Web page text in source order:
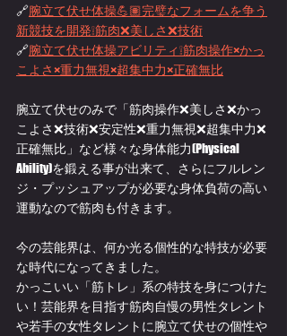
🔗腕立て伏せ体操💪🏽完璧なフォームを争う
新競技を開発❕筋肉❌美しさ❌技術
🔗腕立て伏せ体操アビリティ❕筋肉操作×かっ
こよさ×重力無視×超集中力×正確無比
腕立て伏せのみで「筋肉操作❌美しさ❌かっ
こよさ❌技術❌安定性❌重力無視❌超集中力❌
正確無比」など様々な身体能力(Physical
Ability)を鍛える事が出来て、さらにフルレン
ジ・プッシュアップが必要な身体負荷の高い
運動なので筋肉も付きます。
今の芸能界は、何か光る個性的な特技が必要
な時代になってきました。
かっこいい「筋トレ」系の特技を身につけた
い！芸能界を目指す筋肉自慢の男性タレント
や若手の女性タレントに腕立て伏せの個性や